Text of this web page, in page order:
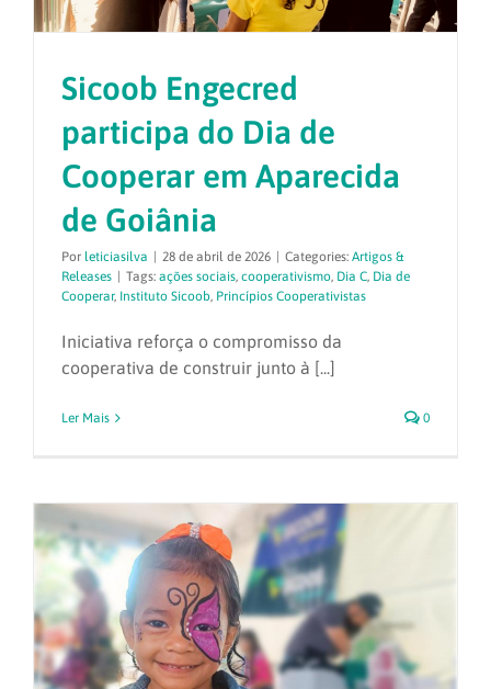
Sicoob Engecred
participa do Dia de
Cooperar em Aparecida
de Goiânia
Por leticiasilva | 28 de abril de 2026 | Categories: Artigos &
Releases | Tags: ações sociais, cooperativismo, Dia C, Dia de
Cooperar, Instituto Sicoob, Princípios Cooperativistas
Iniciativa reforça o compromisso da
cooperativa de construir junto à [...]
Ler Mais 0